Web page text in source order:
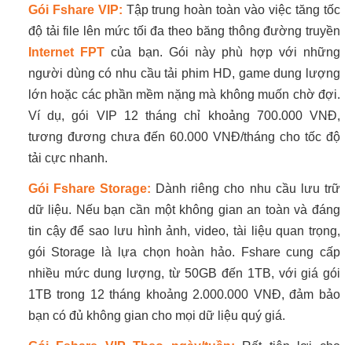
Gói Fshare VIP: Tập trung hoàn toàn vào việc tăng tốc
độ tải file lên mức tối đa theo băng thông đường truyền
Internet FPT của bạn. Gói này phù hợp với những
người dùng có nhu cầu tải phim HD, game dung lượng
lớn hoặc các phần mềm nặng mà không muốn chờ đợi.
Ví dụ, gói VIP 12 tháng chỉ khoảng 700.000 VNĐ,
tương đương chưa đến 60.000 VNĐ/tháng cho tốc độ
tải cực nhanh.
Gói Fshare Storage: Dành riêng cho nhu cầu lưu trữ
dữ liệu. Nếu bạn cần một không gian an toàn và đáng
tin cậy để sao lưu hình ảnh, video, tài liệu quan trọng,
gói Storage là lựa chọn hoàn hảo. Fshare cung cấp
nhiều mức dung lượng, từ 50GB đến 1TB, với giá gói
1TB trong 12 tháng khoảng 2.000.000 VNĐ, đảm bảo
bạn có đủ không gian cho mọi dữ liệu quý giá.